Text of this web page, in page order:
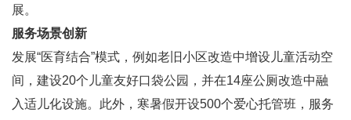
展。
服务场景创新
发展“医育结合”模式，例如老旧小区改造中增设儿童活动空
间，建设20个儿童友好口袋公园，并在14座公厕改造中融
入适儿化设施。此外，寒暑假开设500个爱心托管班，服务